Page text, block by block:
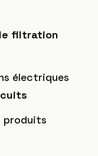
filtration
électriques
produits